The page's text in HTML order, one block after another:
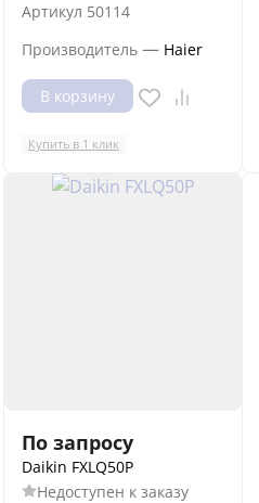
Артикул 50114
Производитель — Haier
В корзину
Купить в 1 клик
По запросу
Daikin FXLQ50P
Недоступен к заказу